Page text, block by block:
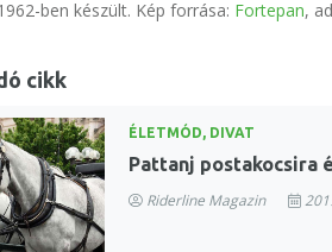
ben készült. Kép forrása: Fortepan,
cikk
ÉLETMÓD, DIVAT
Pattanj postakocsira
Riderline Magazin